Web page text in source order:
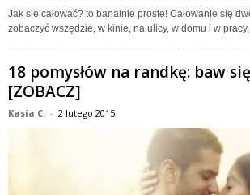
Jak się całować? to banalnie proste! Całowanie się
zobaczyć wszędzie, w kinie, na ulicy, w domu i w pracy,
18 pomysłów na randkę: baw
[ZOBACZ]
Kasia C. - 2 lutego 2015